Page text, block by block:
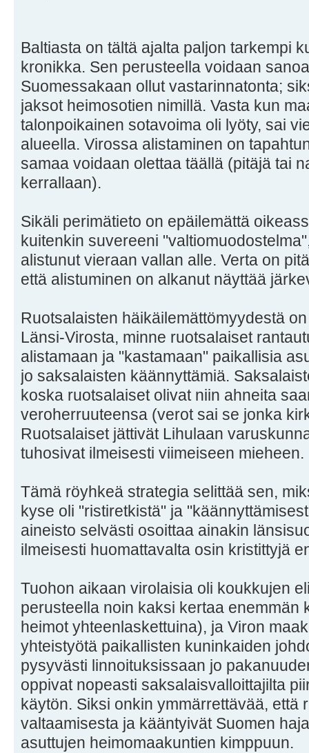
Baltiasta on tältä ajalta paljon tarkempi
kronikka. Sen perusteella voidaan
Suomessakaan ollut vastarinnatonta;
jaksot heimosotien nimillä. Vasta kun
talonpoikainen sotavoima oli lyöty, sai
alueella. Virossa alistaminen on
samaa voidaan olettaa täällä (pitäjä tai
kerrallaan).
Sikäli perimätieto on epäilemättä
kuitenkin suvereeni
alistunut vieraan vallan alle. Verta on
että alistuminen on alkanut näyttää
Ruotsalaisten häikäilemättömyydestä
Länsi-Virosta, minne ruotsalaiset
alistamaan ja "kastamaan" paikallisia
jo saksalaisten käännyttämiä.
koska ruotsalaiset olivat niin ahneita
veroherruuteensa (verot sai se jonka
Ruotsalaiset jättivät Lihulaan
tuhosivat ilmeisesti viimeiseen mieheen.
Tämä röyhkeä strategia selittää sen,
kyse oli "ristiretkistä" ja
aineisto selvästi osoittaa ainakin
ilmeisesti huomattavalta osin kristittyjä
Tuohon aikaan virolaisia oli koukkujen
perusteella noin kaksi kertaa enemmän
heimot yhteenlaskettuina), ja Viron
yhteistyötä paikallisten kuninkaiden
pysyvästi linnoituksissaan jo
oppivat nopeasti saksalaisvalloittajilta
käytön. Siksi onkin ymmärrettävää, että
valtaamisesta ja kääntyivät Suomen
asuttujen heimomaakuntien kimppuun.